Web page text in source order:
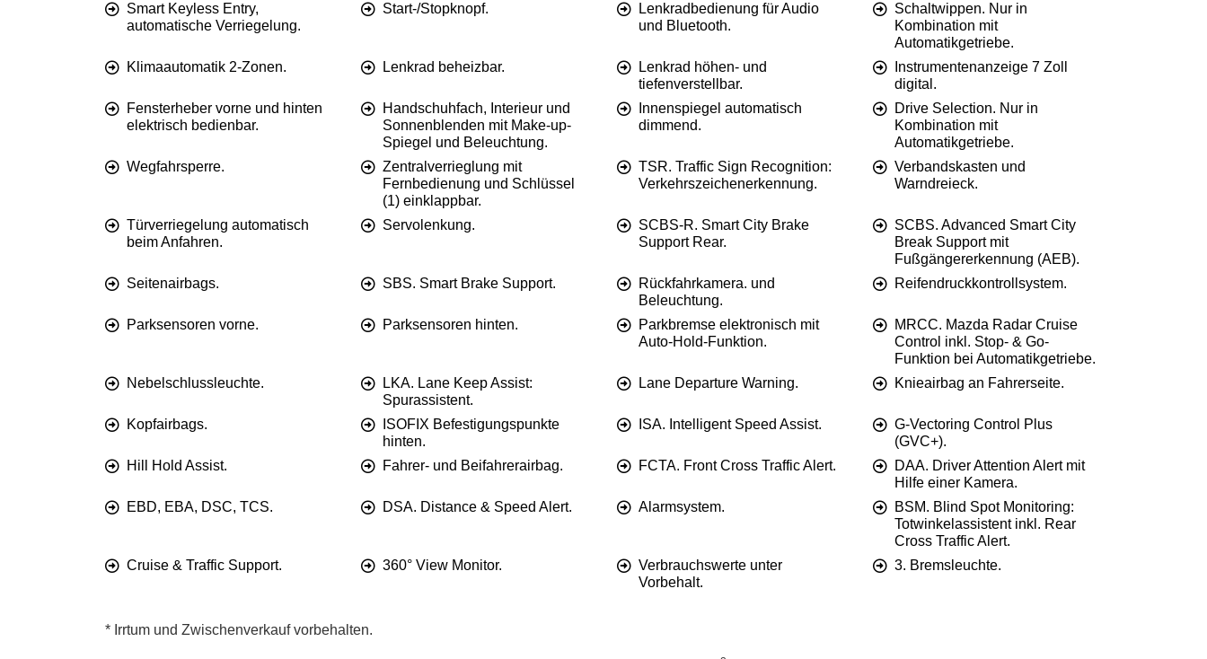
Smart Keyless Entry,
automatische Verriegelung.
Start-/Stopknopf.
Lenkradbedienung für Audio
und Bluetooth.
Schaltwippen. Nur in
Kombination mit
Automatikgetriebe.
Klimaautomatik 2-Zonen.
Lenkrad beheizbar.
Lenkrad höhen- und
tiefenverstellbar.
Instrumentenanzeige 7 Zoll
digital.
Fensterheber vorne und hinten
elektrisch bedienbar.
Handschuhfach, Interieur und
Sonnenblenden mit Make-up-
Spiegel und Beleuchtung.
Innenspiegel automatisch
dimmend.
Drive Selection. Nur in
Kombination mit
Automatikgetriebe.
Wegfahrsperre.
Zentralverrieglung mit
Fernbedienung und Schlüssel
(1) einklappbar.
TSR. Traffic Sign Recognition:
Verkehrszeichenerkennung.
Verbandskasten und
Warndreieck.
Türverriegelung automatisch
beim Anfahren.
Servolenkung.
SCBS-R. Smart City Brake
Support Rear.
SCBS. Advanced Smart City
Break Support mit
Fußgängererkennung (AEB).
Seitenairbags.
SBS. Smart Brake Support.
Rückfahrkamera. und
Beleuchtung.
Reifendruckkontrollsystem.
Parksensoren vorne. Parksensoren hinten.
Parkbremse elektronisch mit
Auto-Hold-Funktion.
MRCC. Mazda Radar Cruise
Control inkl. Stop- & Go-
Funktion bei Automatikgetriebe.
Nebelschlussleuchte.
LKA. Lane Keep Assist:
Spurassistent.
Lane Departure Warning. Knieairbag an Fahrerseite.
Kopfairbags.
ISOFIX Befestigungspunkte
hinten.
ISA. Intelligent Speed Assist.
G-Vectoring Control Plus
(GVC+).
Hill Hold Assist.
Fahrer- und Beifahrerairbag. FCTA. Front Cross Traffic Alert.
DAA. Driver Attention Alert mit
Hilfe einer Kamera.
EBD, EBA, DSC, TCS.
DSA. Distance & Speed Alert. Alarmsystem.
BSM. Blind Spot Monitoring:
Totwinkelassistent inkl. Rear
Cross Traffic Alert.
Cruise & Traffic Support.
360° View Monitor.
Verbrauchswerte unter
Vorbehalt.
3. Bremsleuchte.
* Irrtum und Zwischenverkauf vorbehalten.